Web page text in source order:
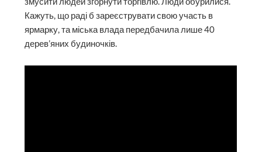
Кажуть, що раді б зареєструвати свою участь в
ярмарку, та міська влада передбачила лише 40
дерев’яних будиночків.